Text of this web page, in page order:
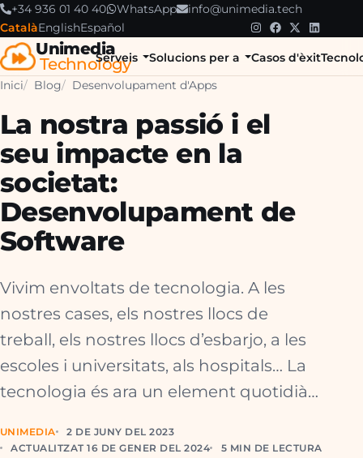
+34 936 01 40 40 WhatsApp
info@unimedia.tech
CatalàEnglishEspañol
Unimedia
Technology
Serveis Solucions per a Casos d'èxit
Inici Blog Desenvolupament d'Apps
La nostra passió i el
seu impacte en la
societat:
Desenvolupament de
Software
Vivim envoltats de tecnologia. A les
nostres cases, els nostres llocs de
treball, els nostres llocs d’esbarjo, a les
escoles i universitats, als hospitals… La
tecnologia és ara un element quotidià…
UNIMEDIA
2 DE JUNY DEL 2023
ACTUALITZAT 16 DE GENER DEL 2024
5 MIN DE LECTURA